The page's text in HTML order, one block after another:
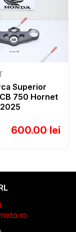
Superior
750 Hornet
600.00 lei